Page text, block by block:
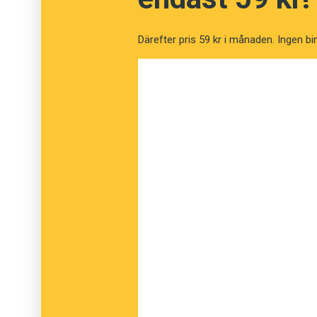
Nerikes Allehanda rapporterar om hur
Därefter pris 59 kr i månaden. Ingen